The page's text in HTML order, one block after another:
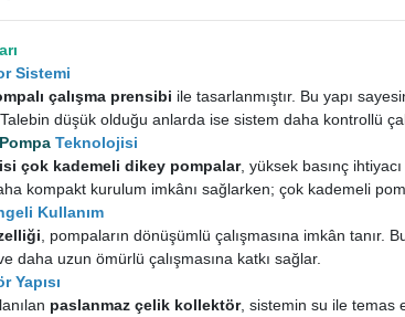
Sistemi
çalışma prensibi ile tasarlanmıştır. Bu yapı
düşük olduğu anlarda ise sistem daha kontrollü
Pompa Teknolojisi
çok kademeli dikey pompalar, yüksek basınç
kompakt kurulum imkânı sağlarken; çok kademeli
Kullanım
, pompaların dönüşümlü çalışmasına imkân tanır.
daha uzun ömürlü çalışmasına katkı sağlar.
Yapısı
paslanmaz çelik kollektör, sistemin su ile temas